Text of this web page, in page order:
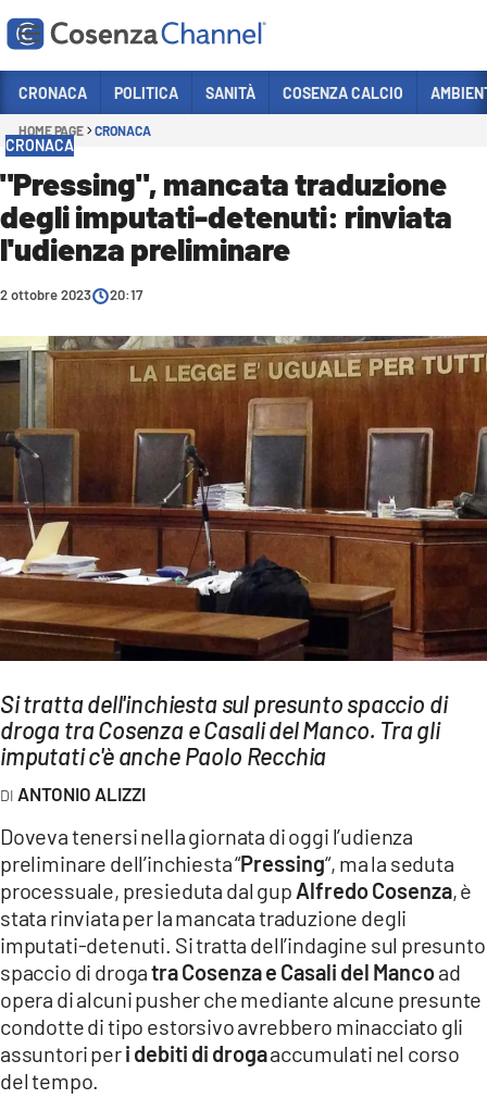
Sezioni
CRONACA
POLITICA
COSENZA CALCIO
ECONOMIA E LAVORO
SANITÀ
SPORT
CULTURA
AMBIENTE
Streaming
LAC TV
LAC NETWORK
LAC ONAIR
LaC
Network
LACONAIR.IT
LACITYMAG.IT
ILREGGINO.IT
COSENZACHANNEL.IT
ILVIBONESE.IT
CATANZAROCHANNEL.IT
LACAPITALENEWS.IT
CRONACA POLITICA SANITÀ COSENZA CALCIO
HOME PAGE CRONACA
CRONACA
"Pressing", mancata traduzione
degli imputati-detenuti: rinviata
l'udienza preliminare
2 ottobre 2023 20:17
Si tratta dell'inchiesta sul presunto spaccio di
droga tra Cosenza e Casali del Manco. Tra gli
imputati c'è anche Paolo Recchia
ANTONIO ALIZZI
Doveva tenersi nella giornata di oggi l’udienza
preliminare dell’inchiesta “Pressing“, ma la seduta
processuale, presieduta dal gup Alfredo Cosenza, è
stata rinviata per la mancata traduzione degli
imputati-detenuti. Si tratta dell’indagine sul presunto
spaccio di drogatra Cosenza e Casali del Mancoad
opera di alcuni pusher che mediante alcune presunte
condotte di tipo estorsivo avrebbero minacciato gli
assuntori peri debiti di drogaaccumulati nel corso
del tempo.